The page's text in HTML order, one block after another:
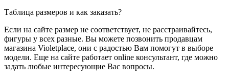
Таблица размеров и как заказать?
Если на сайте размер не соответствует, не расстраивайтесь,
фигуры у всех разные. Вы можете позвонить продавцам
магазина Violetplace, они с радостью Вам помогут в выборе
модели. Еще на сайте работает online консультант, где можно
задать любые интересующие Вас вопросы.